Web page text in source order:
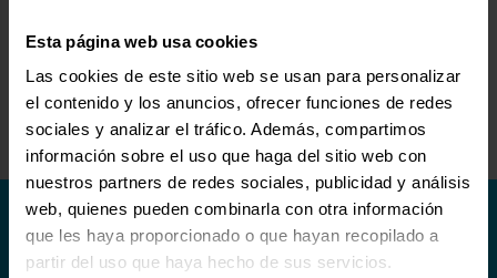
Esta página web usa cookies
Las cookies de este sitio web se usan para personalizar
el contenido y los anuncios, ofrecer funciones de redes
sociales y analizar el tráfico. Además, compartimos
información sobre el uso que haga del sitio web con
nuestros partners de redes sociales, publicidad y análisis
web, quienes pueden combinarla con otra información
que les haya proporcionado o que hayan recopilado a
partir del uso que haya hecho de sus servicios.
Pues precisamente lo he provado y visto en Dormity.com. En la tienda me
aseguraron que se trataba de una promoción nueva que tenían con los